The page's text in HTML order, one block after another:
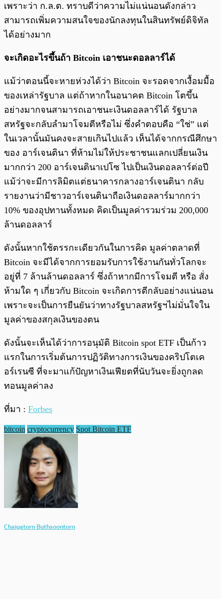
เพราะว่า ก.ล.ต. ทราบดีว่าความไม่แน่นอนดังกล่าว
สามารถเพิ่มความสนใจของนักลงทุนในสินทรัพย์ดิจิทัล
ได้อย่างมาก
จะเกิดอะไรขึ้นถ้า Bitcoin เอาชนะดอลลาร์ได้
แม้ว่าตอนนี้จะหายห่วงได้ว่า Bitcoin จะรอดจากเงื้อมมื้อ
ของเหล่ารัฐบาล แต่ถ้าหากในอนาคต Bitcoin โตขึ้น
อย่างมากจนสามารถเอาชนะเงินดอลลาร์ได้ รัฐบาล
สหรัฐจะกลับลำมาโจมตีหรือไม่ ซึ่งคำตอบคือ “ใช่” แต่
ในเวลานั้นมันคงจะสายเกินไปแล้ว เห็นได้จากกรณีศึกษา
ของ อาร์เจนตินา ที่ห้ามไม่ให้ประชาชนแลกเปลี่ยนเงิน
มากกว่า 200 อาร์เจนตินาเปโซ ไปเป็นเงินดอลลาร์ต่อปี
แม้ว่าจะมีการลิมิตแต่ธนาคารกลางอาร์เจนตินา กลับ
รายงานว่ามีชาวอาร์เจนตินาถือเงินดอลลาร์มากกว่า
10% ของอุปทานทั้งหมด คิดเป็นมูลค่ารวมร่วม 200,000
ล้านดอลลาร์
ดังนั้นหากใช้ตรรกะเดียวกันในการคิด มูลค่าตลาดที่
Bitcoin จะมีได้จากการยอมรับการใช้งานกันทั่วโลกจะ
อยู่ที่ 7 ล้านล้านดอลลาร์ ซึ่งถ้าหากมีการโจมตี หรือ สั่ง
ห้ามใด ๆ เกี่ยวกับ Bitcoin จะเกิดการตีกลับอย่างแน่นอน
เพราะจะเป็นการยืนยันว่าทางรัฐบาลสหรัฐฯไม่มั่นใจใน
มูลค่าของสกุลเงินของตน
ดังนั้นจะเห็นได้ว่าการอนุมัติ Bitcoin spot ETF เป็นก้าว
แรกในการเริ่มต้นการปฏิวัติทางการเงินของคริปโตเค
อร์เรนซี ที่จะมาแก้ปัญหาเงินเฟียตที่นับวันจะยิ่งถูกลด
ทอนมูลค่าลง
ที่มา : Forbes
bitcoin cryptocurrency Spot Bitcoin ETF
Chaiyatorn Buthsoontorn